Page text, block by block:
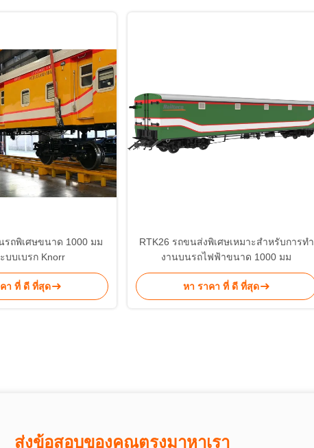
รถพิเศษขนาด 1000 มม
บบเบรก Knorr
า ที่ ดี ที่สุด
RTK26 รถขนส่งพิเศษเหมาะสําหรับการทํา
งานบนรถไฟฟ้าขนาด 1000 มม
หา ราคา ที่ ดี ที่สุด
ส่งข้อสอบของคุณตรงมาหาเรา